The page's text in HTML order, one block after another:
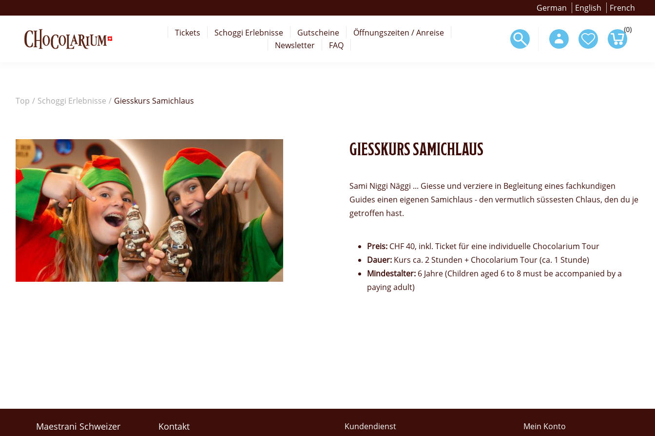
German English French
Tickets Schoggi Erlebnisse Gutscheine
Öffnungszeiten / Anreise
Newsletter
FAQ
(0)
Top / Schoggi Erlebnisse / Giesskurs Samichlaus
GIESSKURS SAMICHLAUS
Sami Niggi Näggi ... Giesse und verziere in Begleitung eines fachkundigen
Guides einen eigenen Samichlaus - den vermutlich süssesten Chlaus, den du je
getroffen hast.
Preis: CHF 40, inkl. Ticket für eine individuelle Chocolarium Tour
Dauer: Kurs ca. 2 Stunden + Chocolarium Tour (ca. 1 Stunde)
Mindestalter: 6 Jahre (Children aged 6 to 8 must be accompanied by a
paying adult)
Maestrani Schweizer Kontakt Kundendienst Mein Konto